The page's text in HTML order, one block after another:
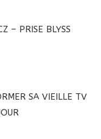
– PRISE BLYSS
SA VIEILLE TV